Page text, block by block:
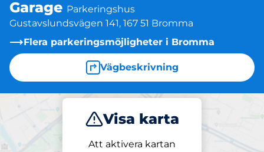
Garage Parkeringshus
Gustavslundsvägen 141, 167 51 Bromma
Flera parkeringsmöjligheter i Bromma
Vägbeskrivning
Visa karta
Att aktivera kartan
Parkera